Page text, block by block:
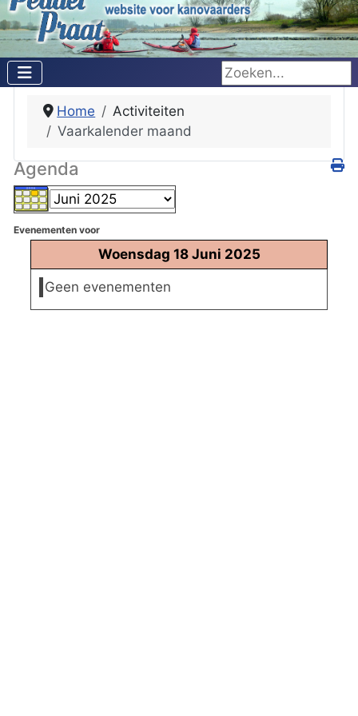
Zoeken...
Home
Activiteiten
Vaarkalender maand
Agenda
Evenementen voor
Woensdag 18 Juni 2025
Geen evenementen